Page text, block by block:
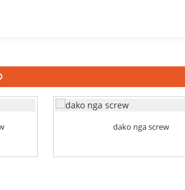
dako nga screw